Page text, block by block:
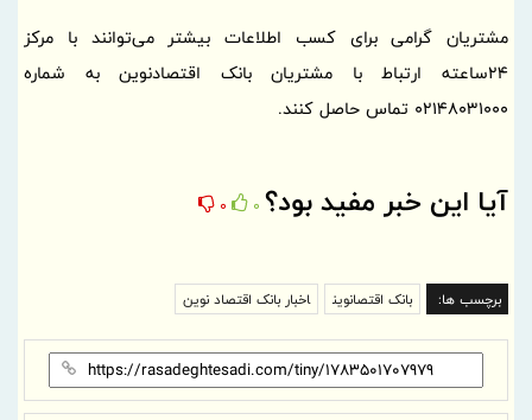
مشتریان گرامی برای کسب اطلاعات بیشتر می‌توانند با مرکز
24ساعته ارتباط با مشتریان بانک اقتصادنوین به شماره
02148031000 تماس حاصل کنند.
آیا این خبر مفید بود؟ 0
0
برچسب ها: بانک اقتصانوین اخبار بانک اقتصاد نوین